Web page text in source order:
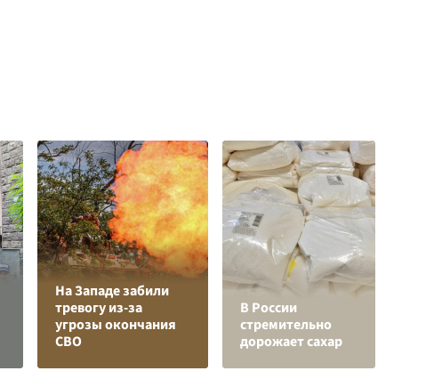
На Западе забили
тревогу из-за
угрозы окончания
СВО
В России
стремительно
дорожает сахар